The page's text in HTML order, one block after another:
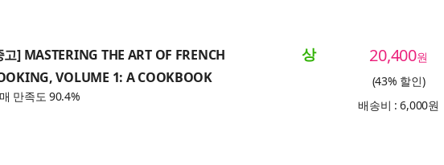
고] MASTERING THE ART OF FRENCH
VOLUME 1: A COOKBOOK
만족도 90.4%
상 20,400원
(43% 할인)
배송비 : 6,000원